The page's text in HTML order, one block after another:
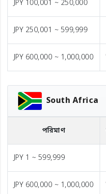
JPY 100,001 ~ 250,000
JPY 250,001 ~ 599,999
JPY 600,000 ~ 1,000,000
South Africa
পরিমাণ
JPY 1 ~ 599,999
JPY 600,000 ~ 1,000,000